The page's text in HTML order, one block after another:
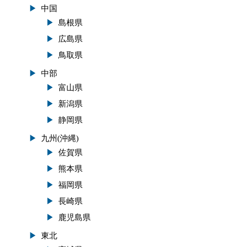
中国
島根県
広島県
鳥取県
中部
富山県
新潟県
静岡県
九州(沖縄)
佐賀県
熊本県
福岡県
長崎県
鹿児島県
東北